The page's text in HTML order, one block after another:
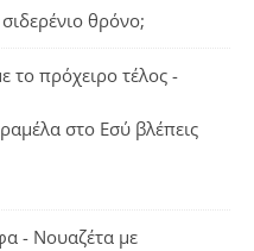
θρόνο;
το πρόχειρο τέλος -
στο Εσύ βλέπεις
- Νουαζέτα με